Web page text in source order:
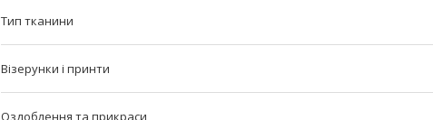
Тип тканини
Візерунки і принти
Оздоблення та прикраси